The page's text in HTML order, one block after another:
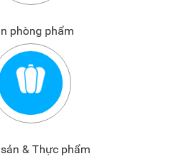
phòng phẩm
& Thực phẩm